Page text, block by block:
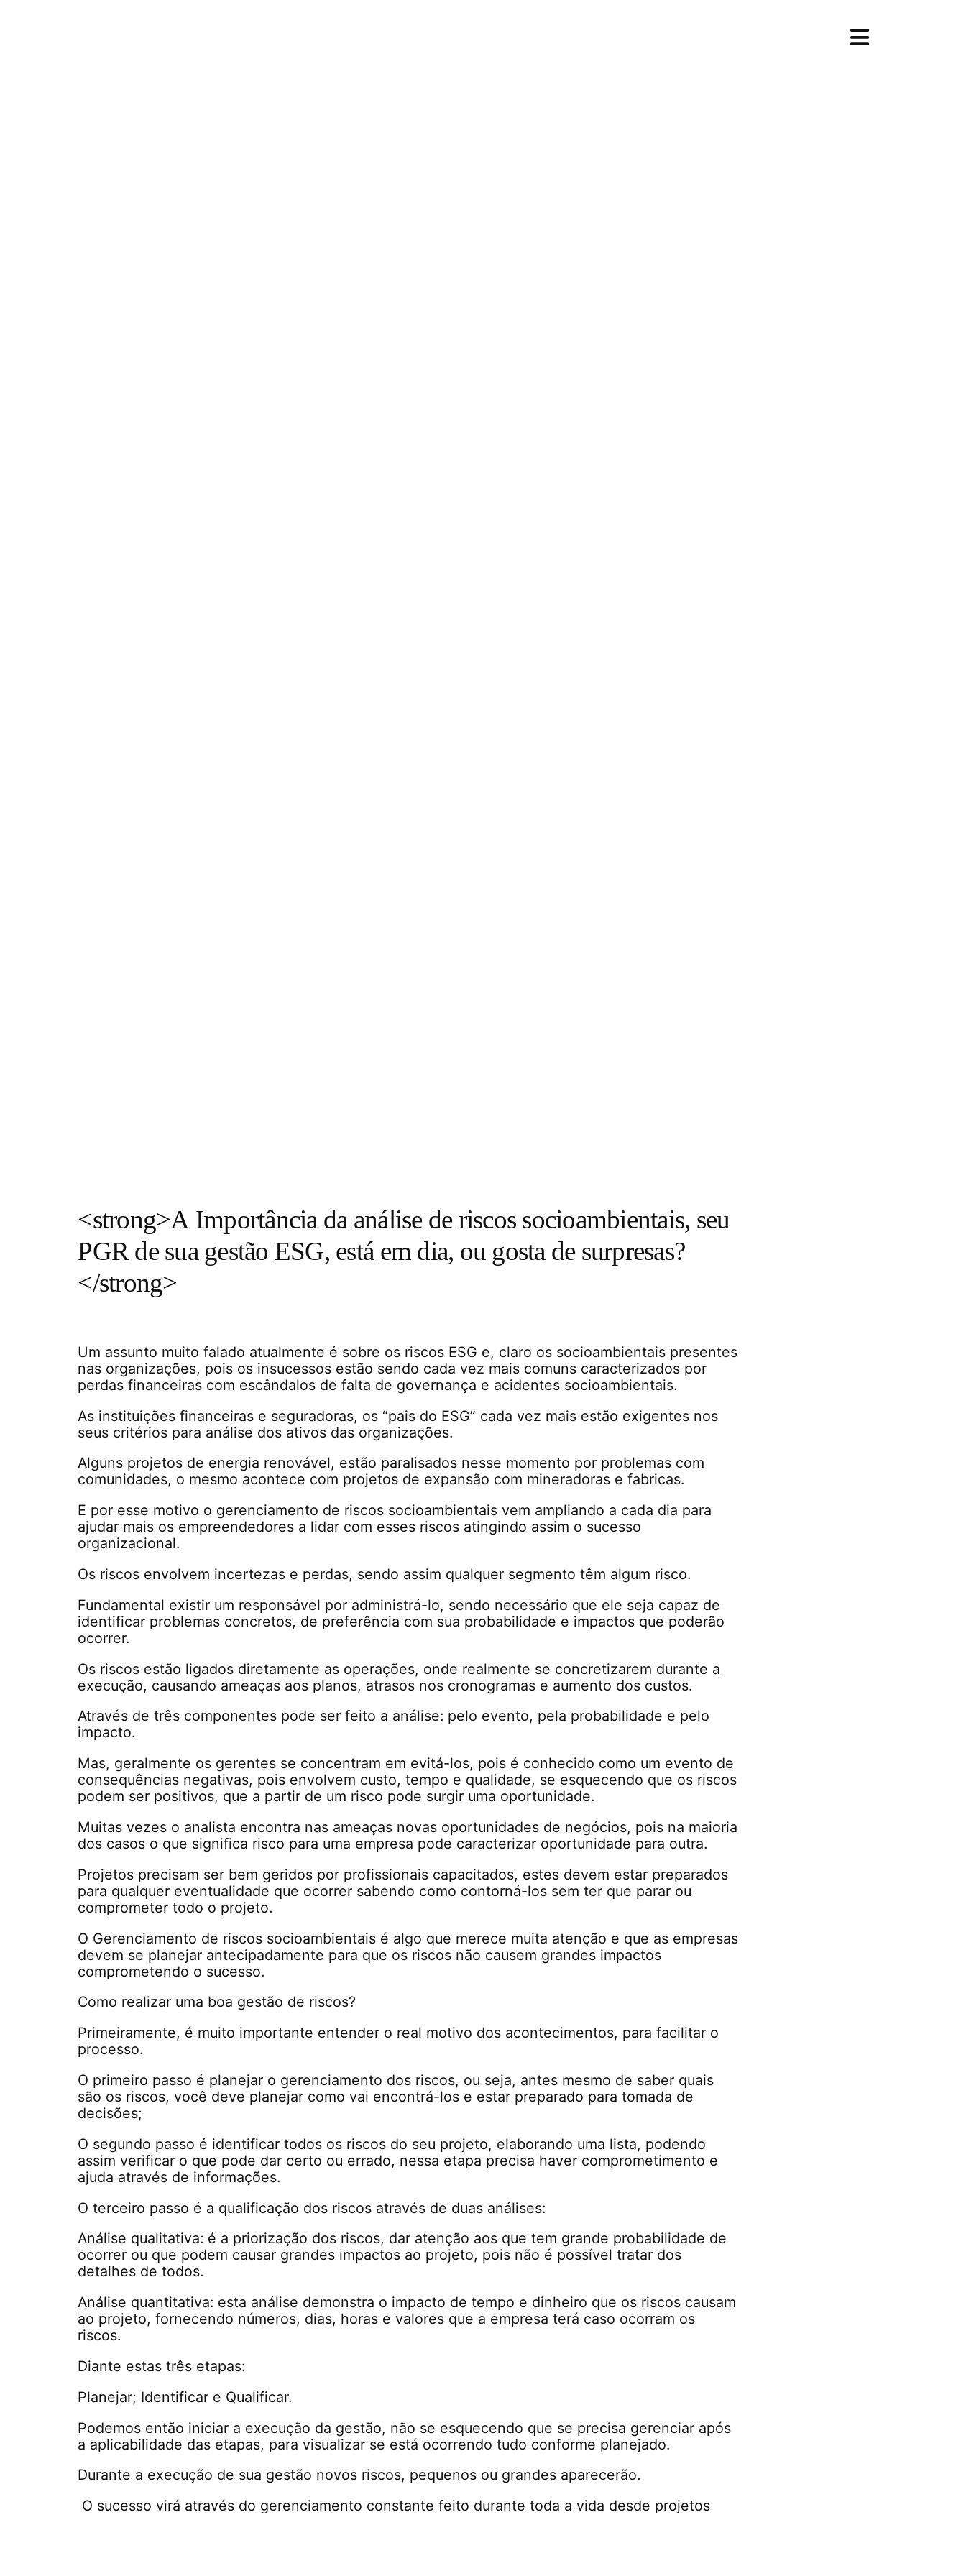
<strong>A Importância da análise de riscos socioambientais, seu
PGR de sua gestão ESG, está em dia, ou gosta de surpresas?
</strong>
Um assunto muito falado atualmente é sobre os riscos ESG e, claro os socioambientais presentes
nas organizações, pois os insucessos estão sendo cada vez mais comuns caracterizados por
perdas financeiras com escândalos de falta de governança e acidentes socioambientais.
As instituições financeiras e seguradoras, os “pais do ESG” cada vez mais estão exigentes nos
seus critérios para análise dos ativos das organizações.
Alguns projetos de energia renovável, estão paralisados nesse momento por problemas com
comunidades, o mesmo acontece com projetos de expansão com mineradoras e fabricas.
E por esse motivo o gerenciamento de riscos socioambientais vem ampliando a cada dia para
ajudar mais os empreendedores a lidar com esses riscos atingindo assim o sucesso
organizacional.
Os riscos envolvem incertezas e perdas, sendo assim qualquer segmento têm algum risco.
Fundamental existir um responsável por administrá-lo, sendo necessário que ele seja capaz de
identificar problemas concretos, de preferência com sua probabilidade e impactos que poderão
ocorrer.
Os riscos estão ligados diretamente as operações, onde realmente se concretizarem durante a
execução, causando ameaças aos planos, atrasos nos cronogramas e aumento dos custos.
Através de três componentes pode ser feito a análise: pelo evento, pela probabilidade e pelo
impacto.
Mas, geralmente os gerentes se concentram em evitá-los, pois é conhecido como um evento de
consequências negativas, pois envolvem custo, tempo e qualidade, se esquecendo que os riscos
podem ser positivos, que a partir de um risco pode surgir uma oportunidade.
Muitas vezes o analista encontra nas ameaças novas oportunidades de negócios, pois na maioria
dos casos o que significa risco para uma empresa pode caracterizar oportunidade para outra.
Projetos precisam ser bem geridos por profissionais capacitados, estes devem estar preparados
para qualquer eventualidade que ocorrer sabendo como contorná-los sem ter que parar ou
comprometer todo o projeto.
O Gerenciamento de riscos socioambientais é algo que merece muita atenção e que as empresas
devem se planejar antecipadamente para que os riscos não causem grandes impactos
comprometendo o sucesso.
Como realizar uma boa gestão de riscos?
Primeiramente, é muito importante entender o real motivo dos acontecimentos, para facilitar o
processo.
O primeiro passo é planejar o gerenciamento dos riscos, ou seja, antes mesmo de saber quais
são os riscos, você deve planejar como vai encontrá-los e estar preparado para tomada de
decisões;
O segundo passo é identificar todos os riscos do seu projeto, elaborando uma lista, podendo
assim verificar o que pode dar certo ou errado, nessa etapa precisa haver comprometimento e
ajuda através de informações.
O terceiro passo é a qualificação dos riscos através de duas análises:
Análise qualitativa: é a priorização dos riscos, dar atenção aos que tem grande probabilidade de
ocorrer ou que podem causar grandes impactos ao projeto, pois não é possível tratar dos
detalhes de todos.
Análise quantitativa: esta análise demonstra o impacto de tempo e dinheiro que os riscos causam
ao projeto, fornecendo números, dias, horas e valores que a empresa terá caso ocorram os
riscos.
Diante estas três etapas:
Planejar; Identificar e Qualificar.
Podemos então iniciar a execução da gestão, não se esquecendo que se precisa gerenciar após
a aplicabilidade das etapas, para visualizar se está ocorrendo tudo conforme planejado.
Durante a execução de sua gestão novos riscos, pequenos ou grandes aparecerão.
O sucesso virá através do gerenciamento constante feito durante toda a vida desde projetos